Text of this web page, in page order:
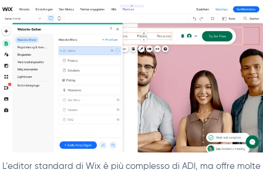
L’editor standard di Wix è più complesso di ADI, ma offre molte